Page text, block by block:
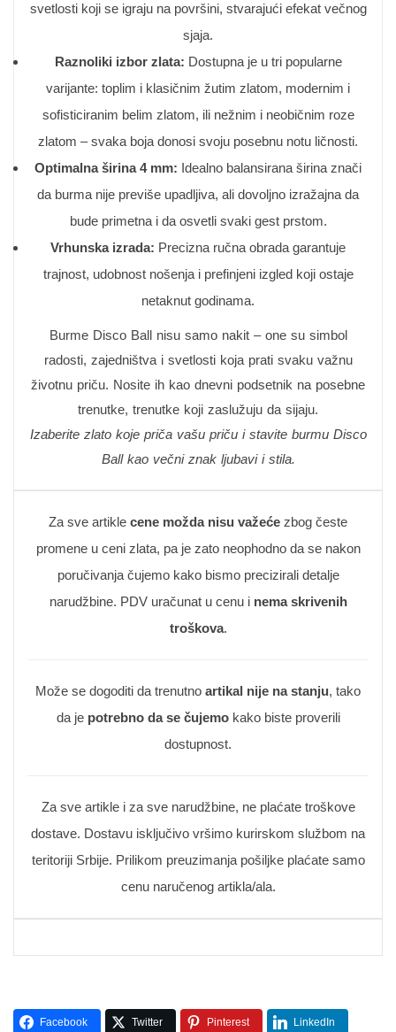
svetlosti koji se igraju na površini, stvarajući efekat večnog
sjaja.
Raznoliki izbor zlata: Dostupna je u tri popularne
varijante: toplim i klasičnim žutim zlatom, modernim i
sofisticiranim belim zlatom, ili nežnim i neobičnim roze
zlatom – svaka boja donosi svoju posebnu notu ličnosti.
Optimalna širina 4 mm: Idealno balansirana širina znači
da burma nije previše upadljiva, ali dovoljno izražajna da
bude primetna i da osvetli svaki gest prstom.
Vrhunska izrada: Precizna ručna obrada garantuje
trajnost, udobnost nošenja i prefinjeni izgled koji ostaje
netaknut godinama.
Burme Disco Ball nisu samo nakit – one su simbol
radosti, zajedništva i svetlosti koja prati svaku važnu
životnu priču. Nosite ih kao dnevni podsetnik na posebne
trenutke, trenutke koji zaslužuju da sijaju.
Izaberite zlato koje priča vašu priču i stavite burmu Disco
Ball kao večni znak ljubavi i stila.
Za sve artikle cene možda nisu važeće zbog česte
promene u ceni zlata, pa je zato neophodno da se nakon
poručivanja čujemo kako bismo precizirali detalje
narudžbine. PDV uračunat u cenu i nema skrivenih
troškova.
Može se dogoditi da trenutno artikal nije na stanju, tako
da je potrebno da se čujemokako biste proverili
dostupnost.
Za sve artikle i za sve narudžbine, ne plaćate troškove
dostave. Dostavu isključivo vršimo kurirskom službom na
teritoriji Srbije. Prilikom preuzimanja pošiljke plaćate samo
cenu naručenog artikla/ala.
Facebook Twitter Pinterest LinkedIn